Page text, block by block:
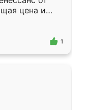
цена и
Приехавший
1